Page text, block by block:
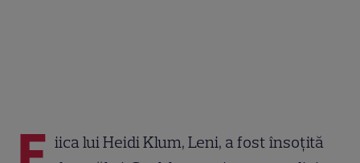
iica lui Heidi Klum, Leni, a fost însoțită